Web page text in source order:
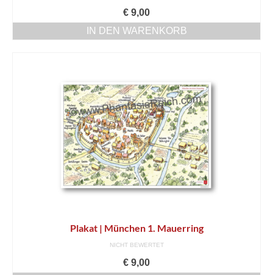
€ 9,00
IN DEN WARENKORB
Plakat | München 1. Mauerring
NICHT BEWERTET
€ 9,00